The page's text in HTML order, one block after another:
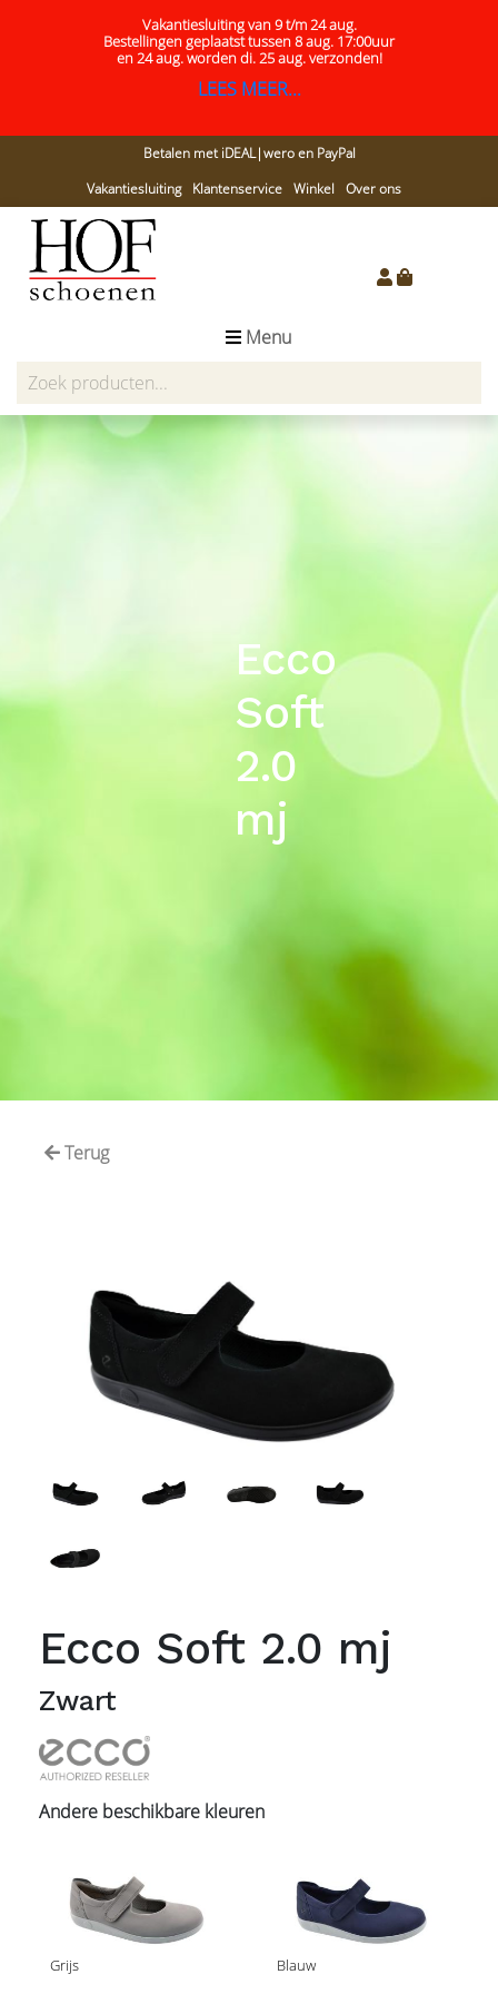
Vakantiesluiting van 9 t/m 24 aug.
Bestellingen geplaatst tussen 8 aug. 17:00uur
en 24 aug.worden di. 25 aug. verzonden!
LEES MEER...
Betalen met iDEAL|wero en PayPal
Vakantiesluiting
Klantenservice Winkel Over ons
Menu
Ecco
Soft
2.0
mj
Terug
Ecco Soft 2.0 mj
Zwart
Andere beschikbare kleuren
Grijs Blauw